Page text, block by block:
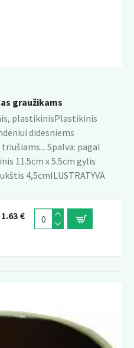
graužikams
plastikinisPlastikinis
didesniems
Spalva: pagal
11.5cm x 5.5cm gylis
4,5cmILUSTRATYVA
1.63 €